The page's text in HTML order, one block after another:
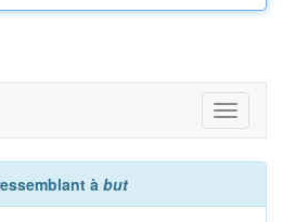
Toggle
à but